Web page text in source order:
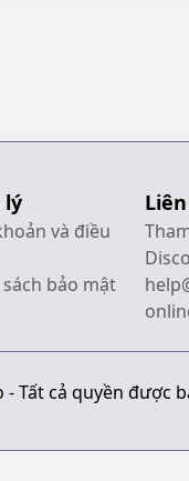
lý
và điều
bảo mật
Tất cả quyền được